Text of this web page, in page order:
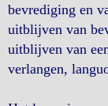
bevrediging en
uitblijven van
uitblijven van
verlangen,